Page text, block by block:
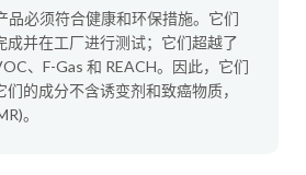
品必须符合健康和环保措施。它们
成并在工厂进行测试；它们超越了
、F-Gas 和 REACH。因此，它们
的成分不含诱变剂和致癌物质，
。